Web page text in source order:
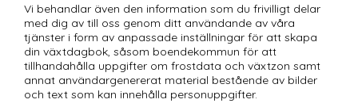
Vi behandlar även den information som du frivilligt delar
med dig av till oss genom ditt användande av våra
tjänster i form av anpassade inställningar för att skapa
din växtdagbok, såsom boendekommun för att
tillhandahålla uppgifter om frostdata och växtzon samt
annat användargenererat material bestående av bilder
och text som kan innehålla personuppgifter.